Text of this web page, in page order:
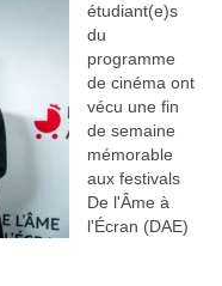
étudiant(e)s
du
programme
de cinéma ont
vécu une fin
de semaine
mémorable
aux festivals
De l'Âme à
l'Écran (DAE)